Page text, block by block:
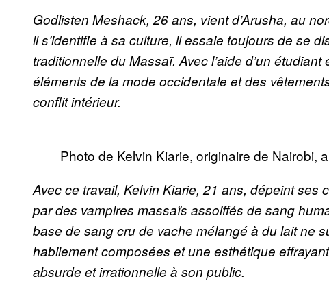
Godlisten Meshack, 26 ans, vient d’Arusha, au
il s’identifie à sa culture, il essaie toujours de se
traditionnelle du Massaï. Avec l’aide d’un
éléments de la mode occidentale et des
conflit intérieur.
Photo de Kelvin Kiarie, originaire de Nairobi,
Avec ce travail, Kelvin Kiarie, 21 ans, dépeint ses
par des vampires massaïs assoiffés de sang
base de sang cru de vache mélangé à du lait ne
habilement composées et une esthétique
absurde et irrationnelle à son public.